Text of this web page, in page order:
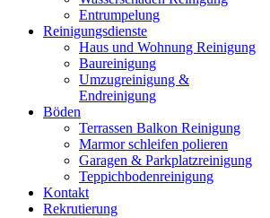
Entrumpelung
Reinigungsdienste
Haus und Wohnung Reinigung
Baureinigung
Umzugreinigung &
Endreinigung
Böden
Terrassen Balkon Reinigung
Marmor schleifen polieren
Garagen & Parkplatzreinigung
Teppichbodenreinigung
Kontakt
Rekrutierung